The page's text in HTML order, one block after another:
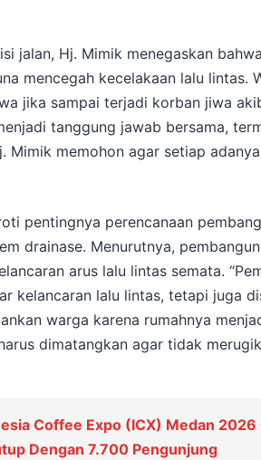
jalan, Hj. Mimik menegaskan
mencegah kecelakaan lalu lintas.
jika sampai terjadi korban jiwa
tanggung jawab bersama,
Mimik memohon agar setiap
pentingnya perencanaan
drainase. Menurutnya,
arus lalu lintas semata.
kelancaran lalu lintas, tetapi juga
warga karena rumahnya
dimatangkan agar tidak
Coffee Expo (ICX) Medan
Dengan 7.700 Pengunjung